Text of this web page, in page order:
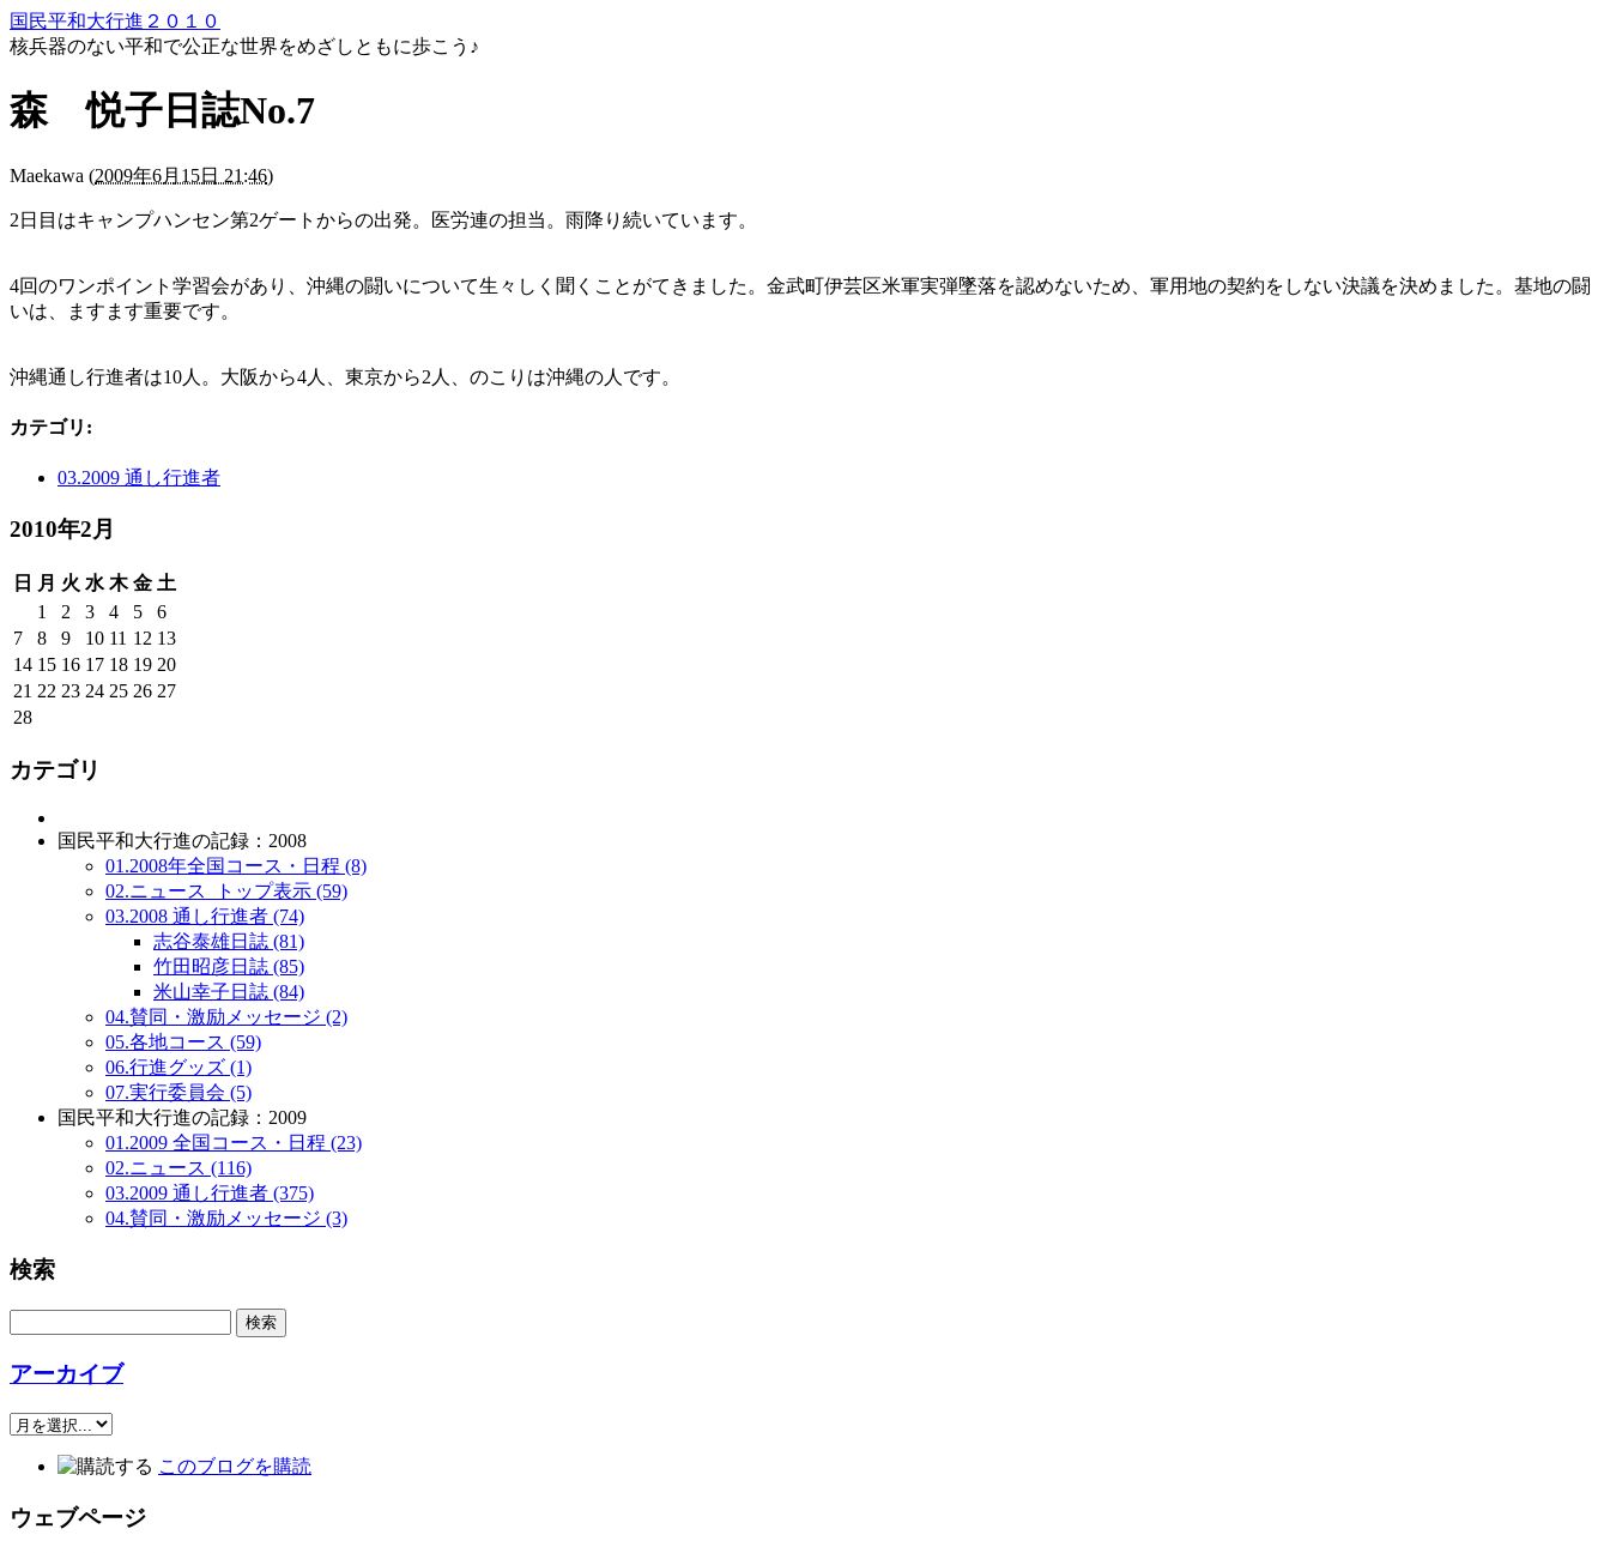
国民平和大行進２０１０
核兵器のない平和で公正な世界をめざしともに歩こう♪
森 悦子日誌No.7
Maekawa (2009年6月15日 21:46)
2日目はキャンプハンセン第2ゲートからの出発。医労連の担当。雨降り続いています。
4回のワンポイント学習会があり、沖縄の闘いについて生々しく聞くことがてきました。金武町伊芸区米軍実弾墜落を認めないため、軍用地の契約をしない決議を決めました。基地の闘
いは、ますます重要です。
沖縄通し行進者は10人。大阪から4人、東京から2人、のこりは沖縄の人です。
カテゴリ :
03.2009 通し行進者
2010年2月
日 月 火 水 木 金 土
1
2 3 4 5
6
7
8 9 10 11 12 13
14 15 16 17 18 19 20
21 22 23 24 25 26 27
28
カテゴリ
国民平和大行進の記録：2008
01.2008年全国コース・日程 (8)
02.ニュース_トップ表示 (59)
03.2008 通し行進者 (74)
志谷泰雄日誌 (81)
竹田昭彦日誌 (85)
米山幸子日誌 (84)
04.賛同・激励メッセージ (2)
05.各地コース (59)
06.行進グッズ (1)
07.実行委員会 (5)
国民平和大行進の記録：2009
01.2009 全国コース・日程 (23)
02.ニュース (116)
03.2009 通し行進者 (375)
04.賛同・激励メッセージ (3)
検索
アーカイブ
このブログを購読
ウェブページ